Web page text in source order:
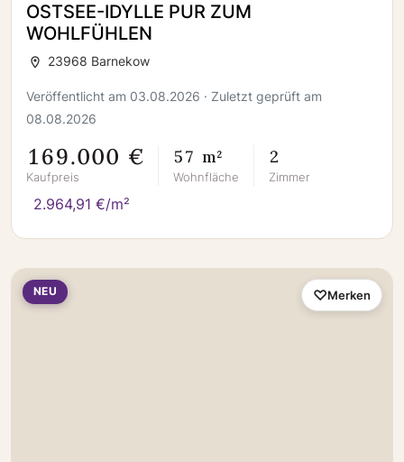
OSTSEE-IDYLLE PUR ZUM
WOHLFÜHLEN
23968 Barnekow
Veröffentlicht am 03.08.2026 · Zuletzt geprüft am
08.08.2026
169.000 €
Kaufpreis
57 m²
Wohnfläche
2
Zimmer
2.964,91 €/m²
NEU Merken